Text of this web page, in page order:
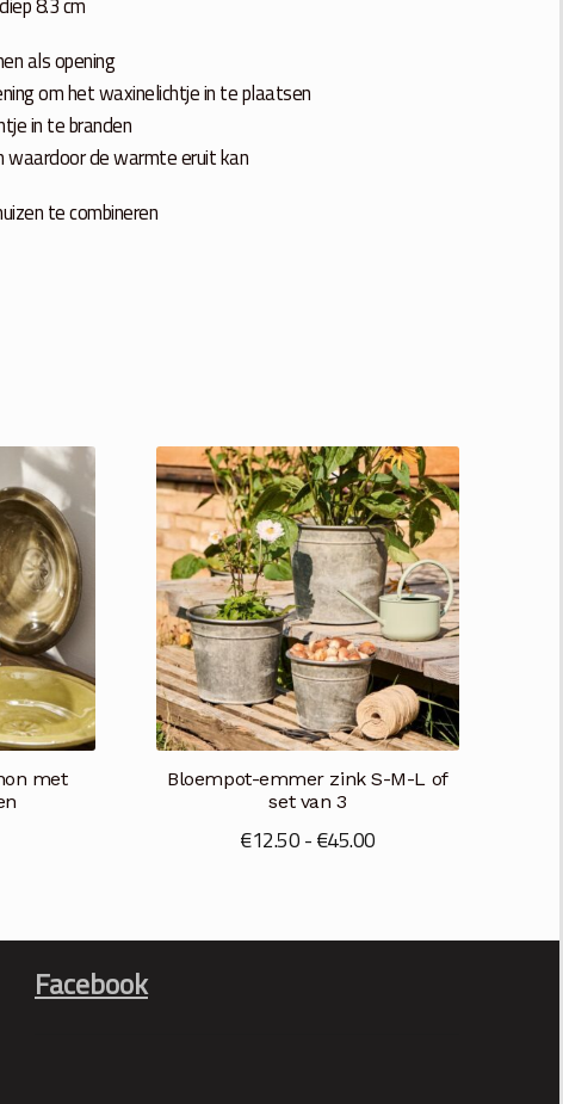
als opening
om het waxinelichtje in te plaatsen
in te branden
waardoor de warmte eruit kan
te combineren
met
Bloempot-emmer zink S-M-L of
set van 3
€12.50-€45.00Prijsklasse:
€45.00
Facebook